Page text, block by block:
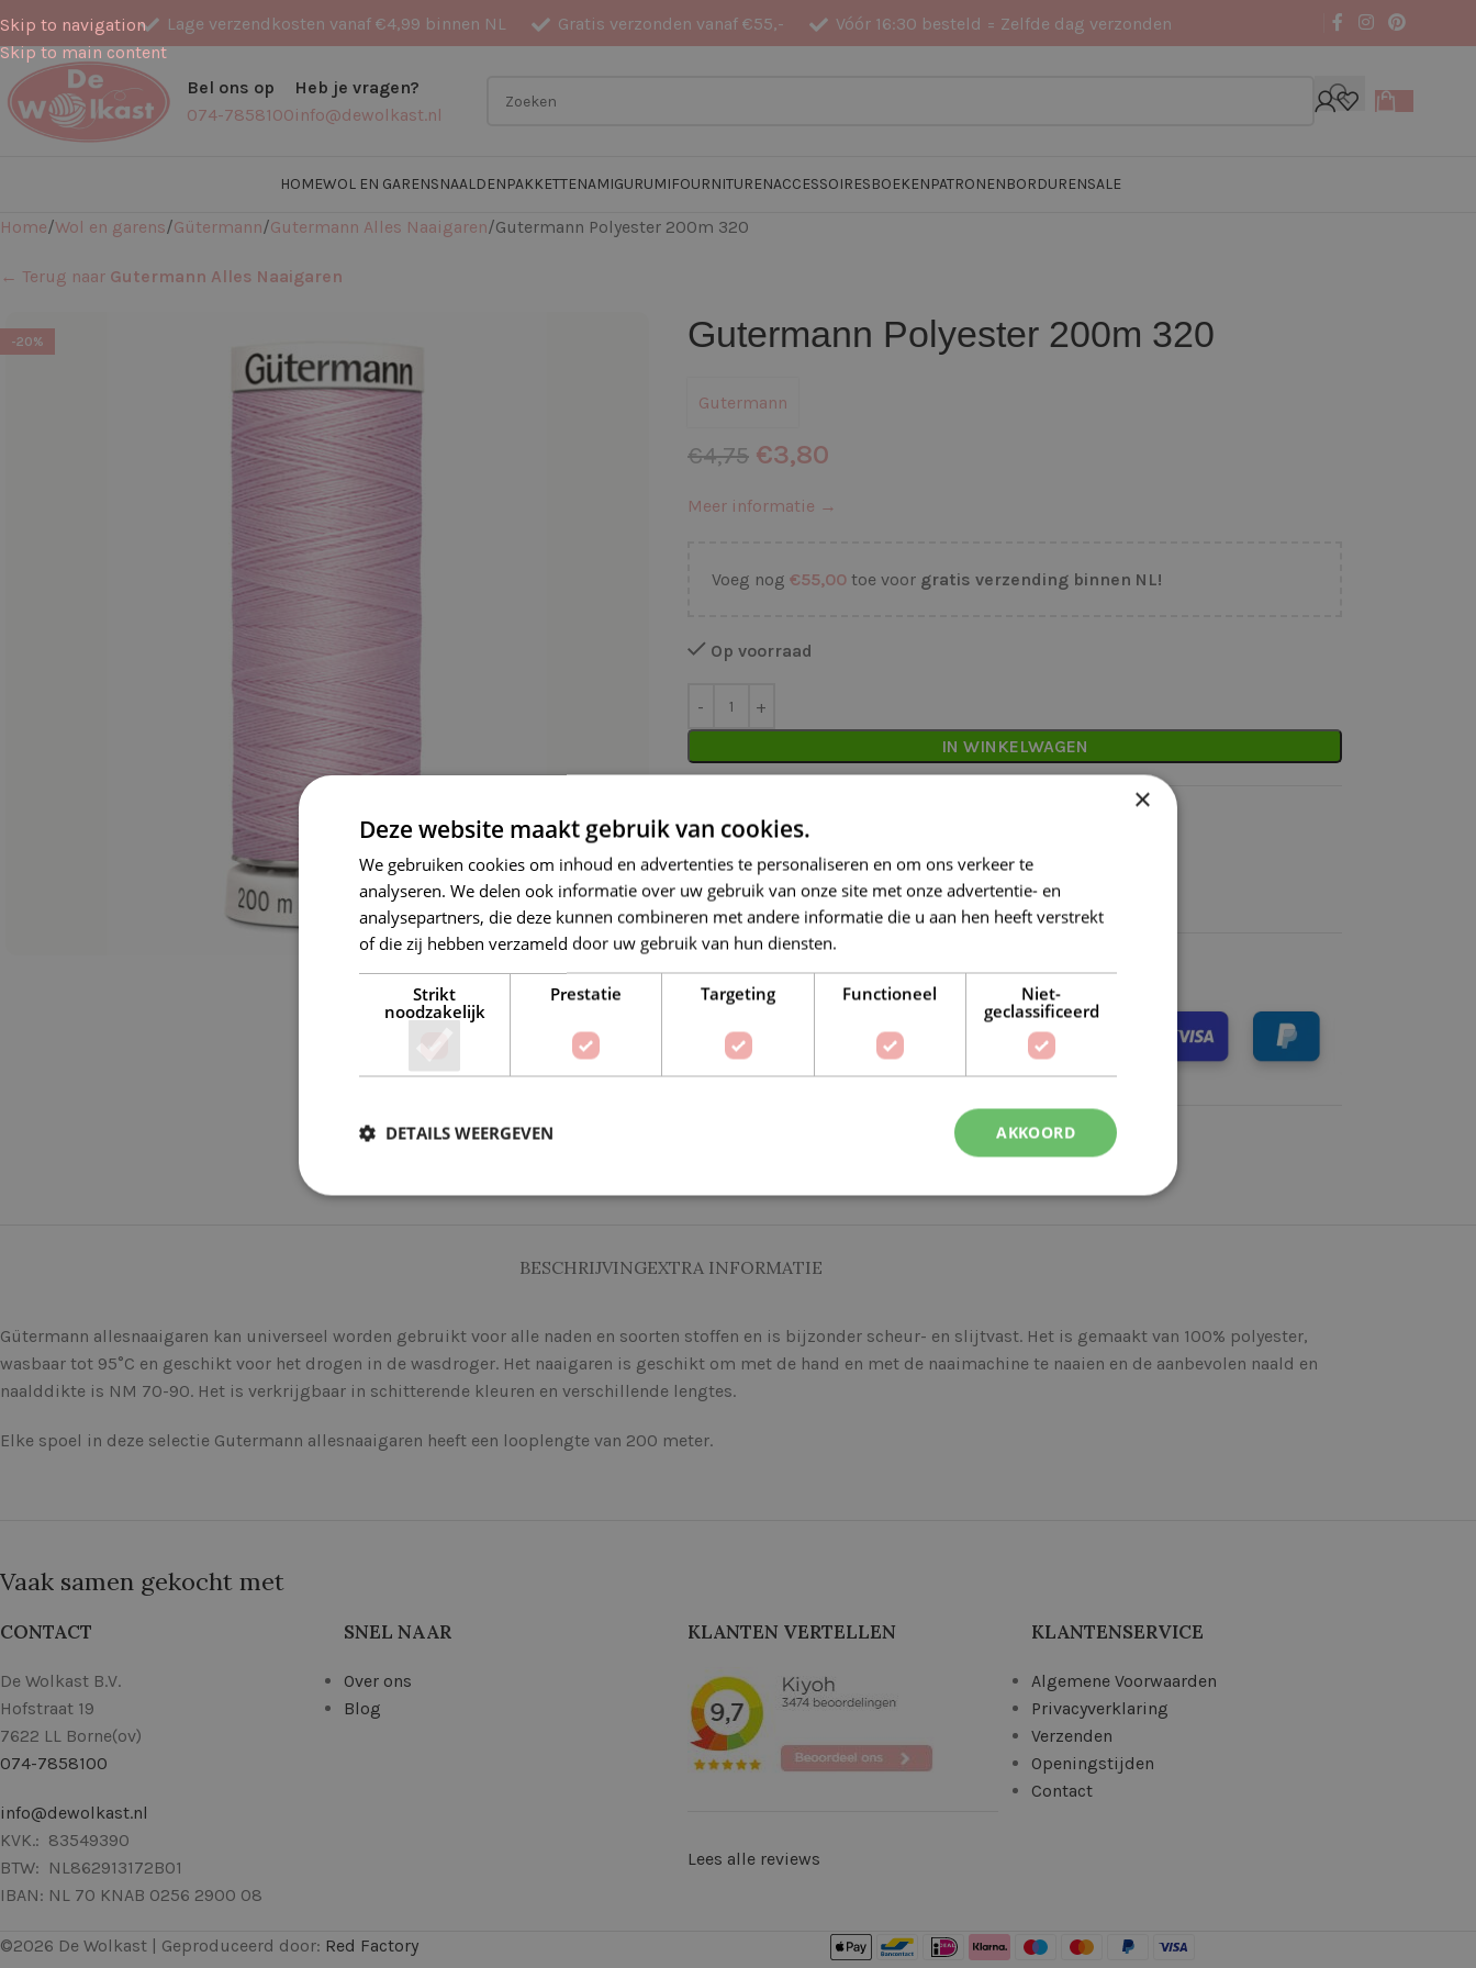
Skip to navigation
Skip to main content
Lage verzendkosten vanaf €4,99 binnen NL Gratis verzonden vanaf €55,- Vóór 16:30 besteld = Zelfde dag verzonden
Bel ons op
074-7858100
Heb je vragen?
info@dewolkast.nl
HOMEWOL EN GARENSNAALDENPAKKETTENAMIGURUMIFOURNITURENACCESSOIRESBOEKENPATRONENBORDURENSALE
Home Wol en garens Gütermann Gutermann Alles Naaigaren Gutermann Polyester 200m 320
← Terug naar Gutermann Alles Naaigaren
-20% Gutermann Polyester 200m 320
Gutermann
€4,75 €3,80
Meer informatie →
Voeg nog €55,00toe voor gratis verzending binnen NL!
Op voorraad
IN WINKELWAGEN
Waarom kopen bij de Wolkast?
Lage verzendkosten vanaf € 4,99 binnen NL
Gratis verzonden vanaf €55,-
Vóór 16:30 besteld = Zelfde (werk)dag verzonden
Veilig online betalen
Delen:
BESCHRIJVINGEXTRA INFORMATIE
Gütermann allesnaaigaren kan universeel worden gebruikt voor alle naden en soorten stoffen en is bijzonder scheur- en slijtvast. Het is gemaakt van 100% polyester,
wasbaar tot 95°C en geschikt voor het drogen in de wasdroger. Het naaigaren is geschikt om met de hand en met de naaimachine te naaien en de aanbevolen naald en
naalddikte is NM 70-90. Het is verkrijgbaar in schitterende kleuren en verschillende lengtes.
Elke spoel in deze selectie Gutermann allesnaaigaren heeft een looplengte van 200 meter.
Vaak samen gekocht met
CONTACT
De Wolkast B.V.
Hofstraat 19
7622 LL Borne(ov)
074-7858100
info@dewolkast.nl
KVK.: 83549390
BTW: NL862913172B01
IBAN: NL 70 KNAB 0256 2900 08
SNEL NAAR
Over ons
Blog
KLANTEN VERTELLEN
Lees alle reviews
KLANTENSERVICE
Algemene Voorwaarden
Privacyverklaring
Verzenden
Openingstijden
Contact
©2026 De Wolkast | Geproduceerd door: Red Factory
×
Deze website maakt gebruik van cookies.
We gebruiken cookies om inhoud en advertenties te personaliseren en om ons verkeer te
analyseren. We delen ook informatie over uw gebruik van onze site met onze advertentie- en
analysepartners, die deze kunnen combineren met andere informatie die u aan hen heeft verstrekt
of die zij hebben verzameld door uw gebruik van hun diensten.
Strikt
noodzakelijk
Prestatie Targeting Functioneel
Niet-
geclassificeerd
AKKOORD
DETAILS WEERGEVEN